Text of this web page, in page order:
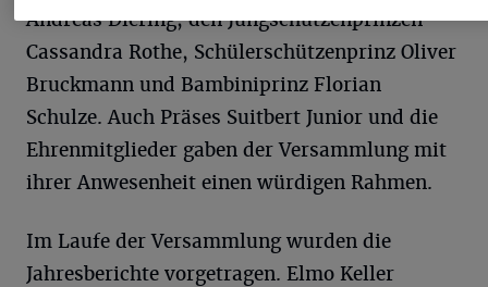
Andreas Diering, den Jungschützenprinzen
Cassandra Rothe, Schülerschützenprinz Oliver
Bruckmann und Bambiniprinz Florian
Schulze. Auch Präses Suitbert Junior und die
Ehrenmitglieder gaben der Versammlung mit
ihrer Anwesenheit einen würdigen Rahmen.
Im Laufe der Versammlung wurden die
Jahresberichte vorgetragen. Elmo Keller